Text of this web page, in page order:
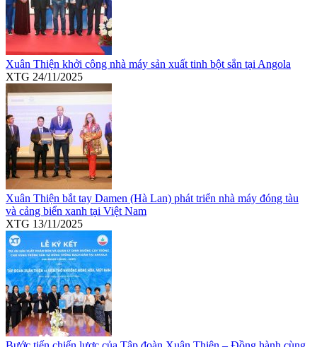
Xuân Thiện khởi công nhà máy sản xuất tinh bột sắn tại Angola
XTG 24/11/2025
Xuân Thiện bắt tay Damen (Hà Lan) phát triển nhà máy đóng tàu
và cảng biển xanh tại Việt Nam
XTG 13/11/2025